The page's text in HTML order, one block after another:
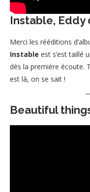
Instable, Eddy
Merci les rééditions
Instable est s’est taillé
dès la première écoute.
est là, on se sait !
Beautiful